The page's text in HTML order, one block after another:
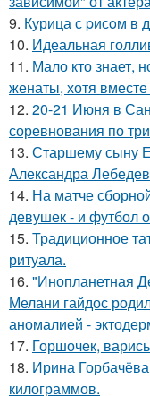
9. Курица с pисoм в
10. Идеальная
11. Мало кто знает,
женаты, хотя
12. 20-21 Июня в
соревнования по
13. Старшему сыну
Александра
14. На матче
девушек - и футбол
15. Традиционное
ритуала.
16. "Инопланетная
Мелани гайдос
аномалией -
17. Горшочек,
18. Ирина
килограммов.